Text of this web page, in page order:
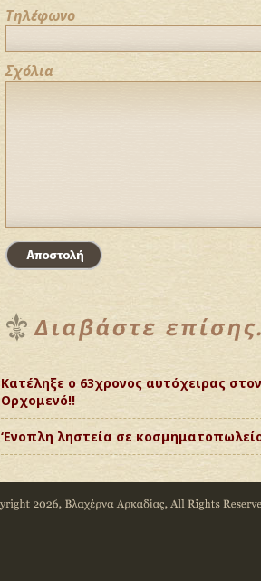
Τηλέφωνο
Σχόλια
Κατέληξε ο 63χρονος αυτόχειρας
Ορχομενό!!
‘Ενοπλη ληστεία σε